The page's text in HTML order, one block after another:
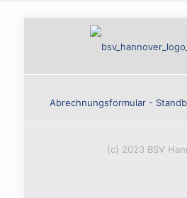
Abrechnungsformular -
(c) 2023 BSV